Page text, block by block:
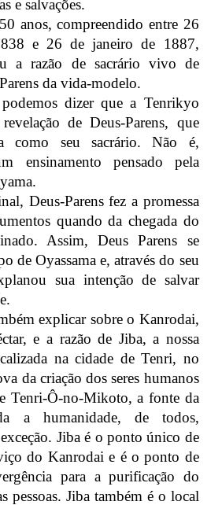
e salvações.
anos, compreendido entre 26
e 26 de janeiro de 1887,
a razão de sacrário vivo de
da vida-modelo.
podemos dizer que a Tenrikyo
de Deus-Parens, que
como seu sacrário. Não é,
ensinamento pensado pela
Deus-Parens fez a promessa
quando da chegada do
Assim, Deus Parens se
de Oyassama e, através do seu
sua intenção de salvar
explicar sobre o Kanrodai,
e a razão de Jiba, a nossa
na cidade de Tenri, no
da criação dos seres humanos
Tenri-Ô-no-Mikoto, a fonte da
a humanidade, de todos,
Jiba é o ponto único de
do Kanrodai e é o ponto de
para a purificação do
pessoas. Jiba também é o local